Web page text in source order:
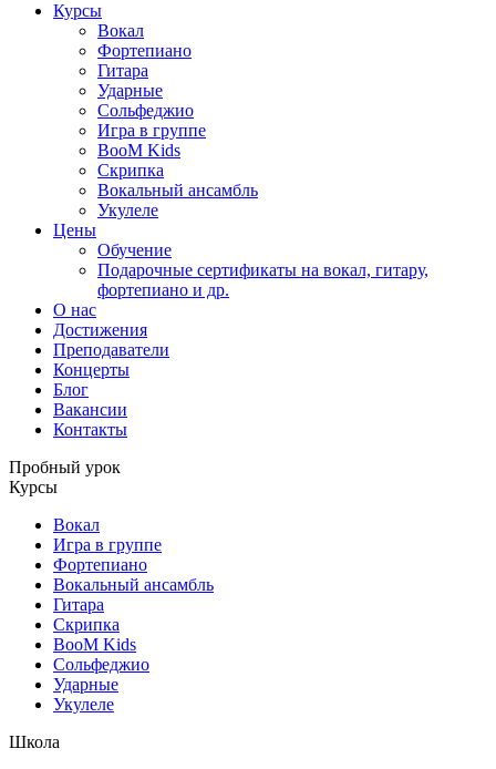
Курсы
Вокал
Фортепиано
Гитара
Ударные
Сольфеджио
Игра в группе
BooM Kids
Скрипка
Вокальный ансамбль
Укулеле
Цены
Обучение
Подарочные сертификаты на вокал, гитару,
фортепиано и др.
О нас
Достижения
Преподаватели
Концерты
Блог
Вакансии
Контакты
Пробный урок
Курсы
Вокал
Игра в группе
Фортепиано
Вокальный ансамбль
Гитара
Скрипка
BooM Kids
Сольфеджио
Ударные
Укулеле
Школа